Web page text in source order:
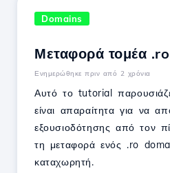
Domains
Μεταφορά τομέα .ro
Ενημερώθηκε πριν από 2 χρόνια
Αυτό το tutorial
είναι απαραίτητα για να
εξουσιοδότησης από τον
τη μεταφορά ενός .ro
καταχωρητή.